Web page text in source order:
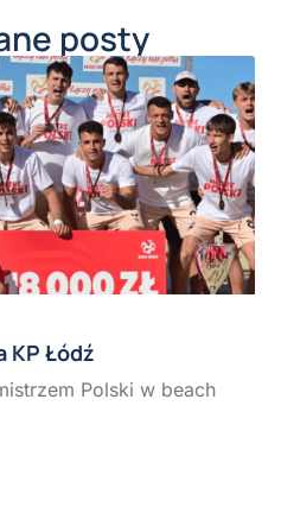
posty
KP Łódź
Polski w beach